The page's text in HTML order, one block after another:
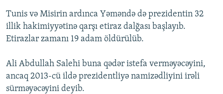
İSLAM VƏ DEMOKRATIYA
İZ - MƏDƏNIYYƏT PROQRAMI
PEŞƏ ETIKASI VƏ JURNALISTIKA STANDARTLARIMIZ
MATERIALLARIMIZDAN ISTIFADƏ
AZADLIQRADIOSU MOBIL TELEFONUNUZDA
BIZIMLƏ ƏLAQƏ
XƏBƏR BÜLLETENLƏRIMIZ
Tunis və Misirin ardınca Yəməndə də prezidentin 32
illik hakimiyyətinə qarşı etiraz dalğası başlayıb.
Etirazlar zamanı 19 adam öldürülüb.
Ali Abdullah Salehi buna qədər istefa verməyəcəyini,
ancaq 2013-cü ildə prezidentliyə namizədliyini irəli
sürməyəcəyini deyib.